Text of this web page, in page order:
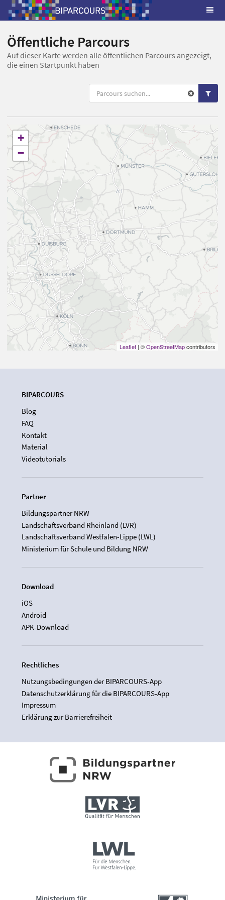
Öffentliche Parcours
Auf dieser Karte werden alle öffentlichen Parcours angezeigt,
die einen Startpunkt haben
+
−
Leaflet | ©OpenStreetMapcontributors
BIPARCOURS
Blog
FAQ
Kontakt
Material
Videotutorials
Partner
Bildungspartner NRW
Landschaftsverband Rheinland (LVR)
Landschaftsverband Westfalen-Lippe (LWL)
Ministerium für Schule und Bildung NRW
Download
iOS
Android
APK-Download
Rechtliches
Nutzungsbedingungen der BIPARCOURS-App
Datenschutzerklärung für die BIPARCOURS-App
Impressum
Erklärung zur Barrierefreiheit